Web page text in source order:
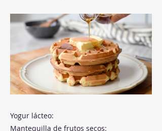
Yogur lácteo:
Mantequilla de frutos secos: